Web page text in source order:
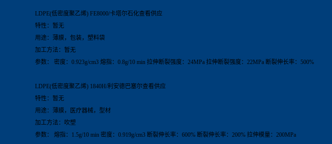
LDPE(低密度聚乙烯) FE8000/卡塔尔石化查看供应
特性：暂无
用途：薄膜，包装，塑料袋
加工方法：暂无
参数：
密度： 0.923g/cm3 熔指： 0.8g/10 min 拉伸断裂强度： 24MPa 拉伸断裂强度： 22MPa 断裂伸长率： 500%
LDPE(低密度聚乙烯) 1840H/利安德巴塞尔查看供应
特性：暂无
用途：薄膜，医疗器械，型材
加工方法：吹塑
参数：
熔指： 1.5g/10 min 密度： 0.919g/cm3 断裂伸长率： 600% 断裂伸长率： 200% 拉伸模量： 200MPa